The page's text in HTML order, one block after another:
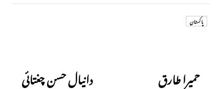
پاکستان
حمیرا طارق
دانیال حسن چغتائی